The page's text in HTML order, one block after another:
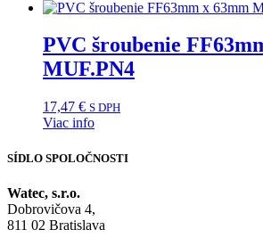
PVC šroubenie
MUF.PN4
17,47 € S DPH
Viac info
SÍDLO SPOLOČNOSTI
Watec, s.r.o.
Dobrovičova 4,
811 02 Bratislava